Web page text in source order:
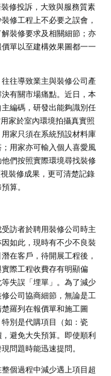
修投訴，大致與服務質素
修工程上不必要之誤會，
裝修要求及相關細節；亦
單以至建構效果圖都一一
往導致業主與裝修公司產
有關市場痛點。近日，本
編碼，研發出能夠識別任
家於室內環境拍攝真實照
家只須在系統預設材料庫
用家亦可輸入個人喜愛風
們按照實際環境尋找裝修
裝修成果，更可清楚記錄
算。
訪者於聘用裝修公司時主
如此，現時有不少不良裝
在客戶，待開展工程後，
際工程收費存有明顯偏
失誤「埋單」。為了減少
公司協商細節，無論是工
羅列在報價單和施工圖
別是代購項目（如：瓷
避免大失預算。即使順利
問題時能迅速提問。
個過程中減少遇上項目超